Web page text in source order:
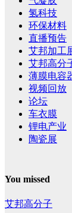
氢科技
环保材料
直播预告
艾邦加工
艾邦高分
薄膜电容
视频回放
论坛
车衣膜
锂电产业
陶瓷展
You missed
艾邦高分子